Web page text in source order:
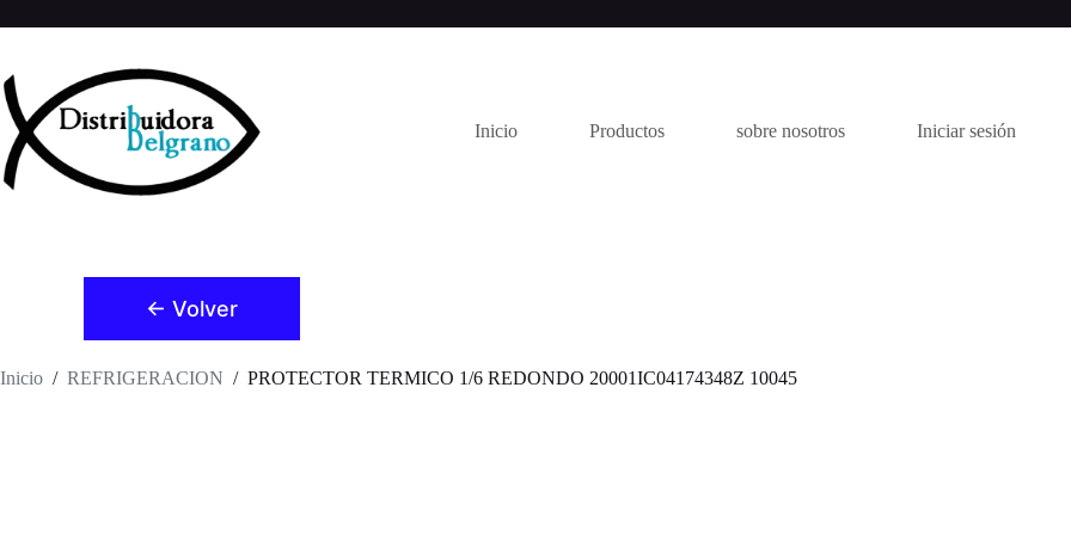
al
Inicio Productos sobre nosotros Iniciar sesión
← Volver
Inicio / REFRIGERACION / PROTECTOR TERMICO 1/6 REDONDO 20001IC04174348Z 10045